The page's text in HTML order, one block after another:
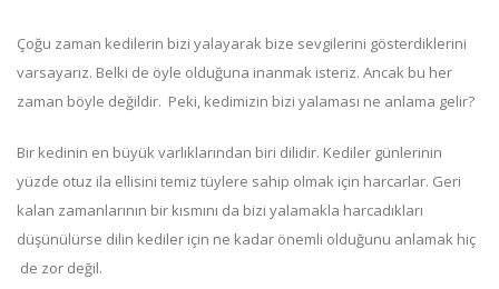
Çoğu zaman kedilerin bizi yalayarak bize sevgilerini gösterdiklerini
varsayarız. Belki de öyle olduğuna inanmak isteriz. Ancak bu her
zaman böyle değildir. Peki, kedimizin bizi yalaması ne anlama gelir?
Bir kedinin en büyük varlıklarından biri dilidir. Kediler günlerinin
yüzde otuz ila ellisini temiz tüylere sahip olmak için harcarlar. Geri
kalan zamanlarının bir kısmını da bizi yalamakla harcadıkları
düşünülürse dilin kediler için ne kadar önemli olduğunu anlamak hiç
de zor değil.